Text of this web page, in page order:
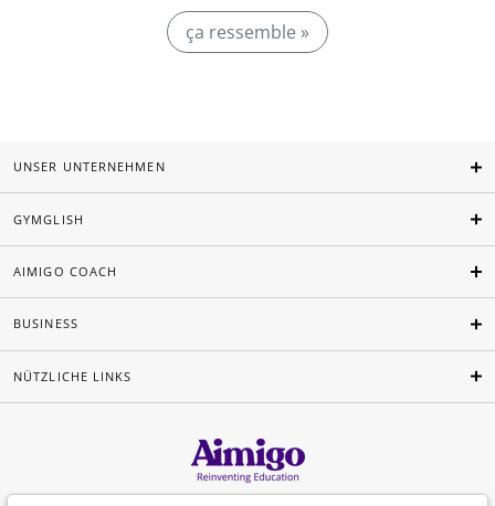
ça ressemble »
UNSER UNTERNEHMEN
GYMGLISH
AIMIGO COACH
BUSINESS
NÜTZLICHE LINKS